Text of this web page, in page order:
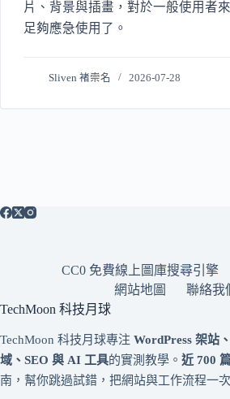
片、背景與插畫，對於一般使用者
足夠應急使用了。
Sliven 褚崇名 2026-07-28
CC0 免費線上圖庫搜尋引擎
網站地圖
聯絡我
TechMoon 科技月球
TechMoon 科技月球專注 WordPress 架站
域、SEO 與 AI 工具的實測教學。 近 700
南，幫你跳過試錯，把網站與工作流程一